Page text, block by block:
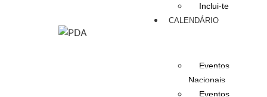
Inclui-te
CALENDÁRIO
Eventos
Nacionais
Eventos